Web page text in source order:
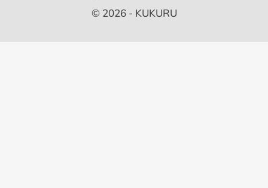
© 2026 - KUKURU